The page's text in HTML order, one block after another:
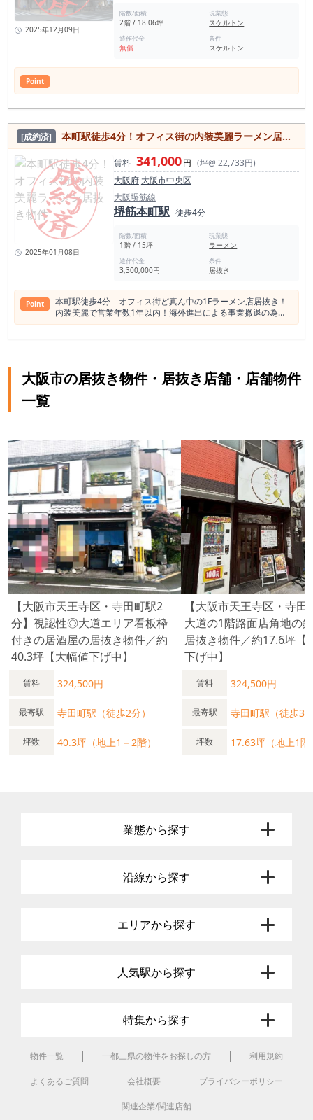
2025年12月09日
階数/面積
2階 / 18.06坪
現業態
スケルトン
造作代金
無償
条件
スケルトン
Point
[成約済] 本町駅徒歩4分！オフィス街の内装美麗ラーメン居抜き物件
2025年01月08日
賃料 341,000円 (坪@ 22,733円)
大阪府 大阪市中央区
大阪堺筋線
堺筋本町駅 徒歩4分
階数/面積
1階 / 15坪
現業態
ラーメン
造作代金
3,300,000円
条件
居抜き
Point
本町駅徒歩4分 オフィス街ど真ん中の1Fラーメン店居抜き！
内装美麗で営業年数1年以内！海外進出による事業撤退の為、
惜しくも手放し 是非一度お問い合わせください！
大阪市の居抜き物件・居抜き店舗・店舗物件
一覧
【大阪市天王寺区・寺田町駅2
分】視認性◎大道エリア看板枠
付きの居酒屋の居抜き物件／約
40.3坪【大幅値下げ中】
賃料 324,500円
最寄駅 寺田町駅（徒歩2分）
坪数 40.3坪（地上1－2階）
【大阪市天王寺区・寺田
大道の1階路面店角地の
居抜き物件／約17.6坪【
下げ中】
賃料 324,500円
最寄駅 寺田町駅（徒歩3
坪数 17.63坪（地上1階
業態から探す
沿線から探す
エリアから探す
人気駅から探す
特集から探す
物件一覧 一都三県の物件をお探しの方 利用規約
よくあるご質問 会社概要 プライバシーポリシー
関連企業/関連店舗